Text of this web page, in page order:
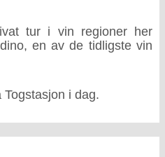
tur i vin regioner her
en av de tidligste vin
i dag.